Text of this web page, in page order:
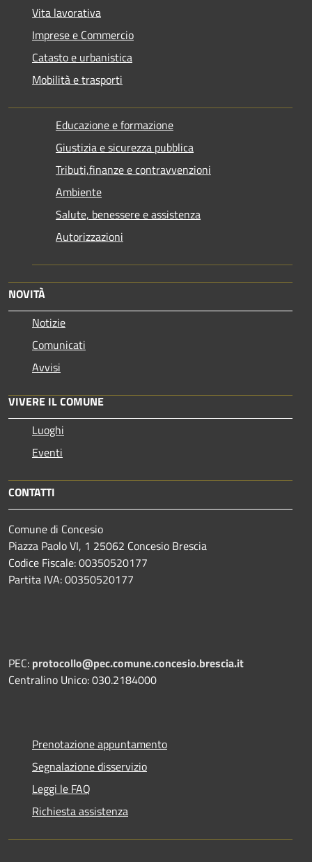
Vita lavorativa
Imprese e Commercio
Catasto e urbanistica
Mobilità e trasporti
Educazione e formazione
Giustizia e sicurezza pubblica
Tributi,finanze e contravvenzioni
Ambiente
Salute, benessere e assistenza
Autorizzazioni
NOVITÀ
Notizie
Comunicati
Avvisi
VIVERE IL COMUNE
Luoghi
Eventi
CONTATTI
Comune di Concesio
Piazza Paolo VI, 1 25062 Concesio Brescia
Codice Fiscale: 00350520177
Partita IVA: 00350520177
PEC: protocollo@pec.comune.concesio.brescia.it
Centralino Unico: 030.2184000
Prenotazione appuntamento
Segnalazione disservizio
Leggi le FAQ
Richiesta assistenza